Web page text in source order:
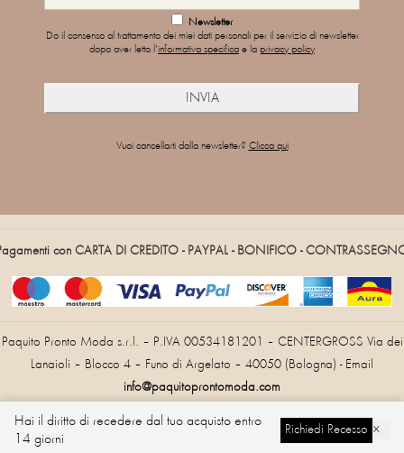
Newsletter
Do il consenso al trattamento dei miei dati personali per il servizio di newsletter
dopo aver letto l'informativa specifica e la privacy policy
Vuoi cancellarti dalla newsletter? Clicca qui
con CARTA DI CREDITO - PAYPAL - BONIFICO -
Paquito Pronto Moda s.r.l. – P.IVA 00534181201 – CENTERGROSS Via dei
Lanaioli – Blocco 4 – Funo di Argelato – 40050 (Bologna) - Email
info@paquitoprontomoda.com
Hai il diritto di recedere dal tuo acquisto entro
14 giorni
Richiedi Recesso ×